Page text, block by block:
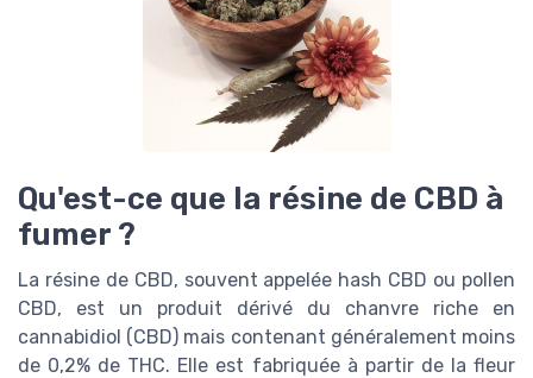
Qu'est-ce que la résine de CBD à
fumer ?
La résine de CBD, souvent appelée hash CBD ou pollen
CBD, est un produit dérivé du chanvre riche en
cannabidiol (CBD) mais contenant généralement moins
de 0,2% de THC. Elle est fabriquée à partir de la fleur